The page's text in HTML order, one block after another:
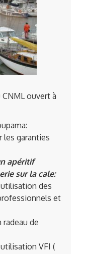
ouvert à
les garanties
apéritif
sur la cale:
des
et
radeau de
VFI (